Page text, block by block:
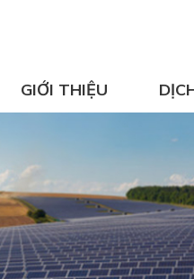
GIỚI THIỆU